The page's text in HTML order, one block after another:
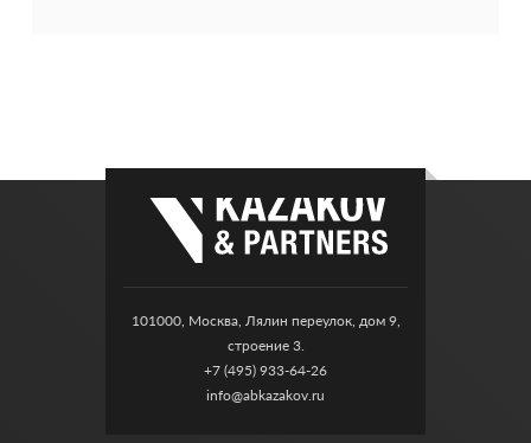
101000, Москва, Лялин переулок, дом 9,
строение 3.
+7 (495) 933-64-26
info@abkazakov.ru